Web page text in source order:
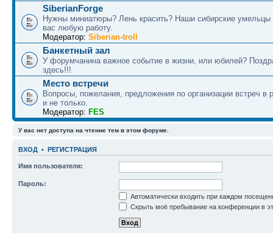
SiberianForge
Нужны миниатюры? Лень красить? Наши сибирские умельцы
вас любую работу.
Модератор: Siberian-troll
Банкетный зал
У форумчанина важное событие в жизни, или юбилей?
здесь!!!
Место встречи
Вопросы, пожелания, предложения по организации встреч в
и не только.
Модератор: FES
У вас нет доступа на чтение тем в этом форуме.
ВХОД • РЕГИСТРАЦИЯ
Имя пользователя:
Пароль:
Автоматически входить при каждом
Скрыть моё пребывание на конференции в